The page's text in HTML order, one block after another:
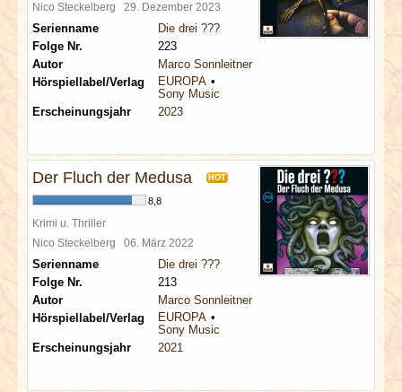
Nico Steckelberg 29. Dezember 2023
Serienname
Die drei ???
Folge Nr.
223
Autor
Marco Sonnleitner
Hörspiellabel/Verlag
EUROPA
Sony Music
Erscheinungsjahr
2023
Der Fluch der Medusa HOT
8,8
Krimi u. Thriller
Nico Steckelberg 06. März 2022
Serienname
Die drei ???
Folge Nr.
213
Autor
Marco Sonnleitner
Hörspiellabel/Verlag
EUROPA
Sony Music
Erscheinungsjahr
2021